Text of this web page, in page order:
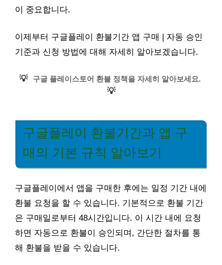
이 중요합니다.
이제부터 구글플레이 환불기간 앱 구매 | 자동 승인
기준과 신청 방법에 대해 자세히 알아보겠습니다.
💡 구글 플레이스토어 환불 정책을 자세히 알아보세요.
💡
구글플레이 환불기간과 앱 구
매의 기본 규칙 알아보기
구글플레이에서 앱을 구매한 후에는 일정 기간 내에
환불 요청을 할 수 있습니다. 기본적으로 환불 기간
은 구매일로부터 48시간입니다. 이 시간 내에 요청
하면 자동으로 환불이 승인되며, 간단한 절차를 통
해 환불을 받을 수 있습니다.